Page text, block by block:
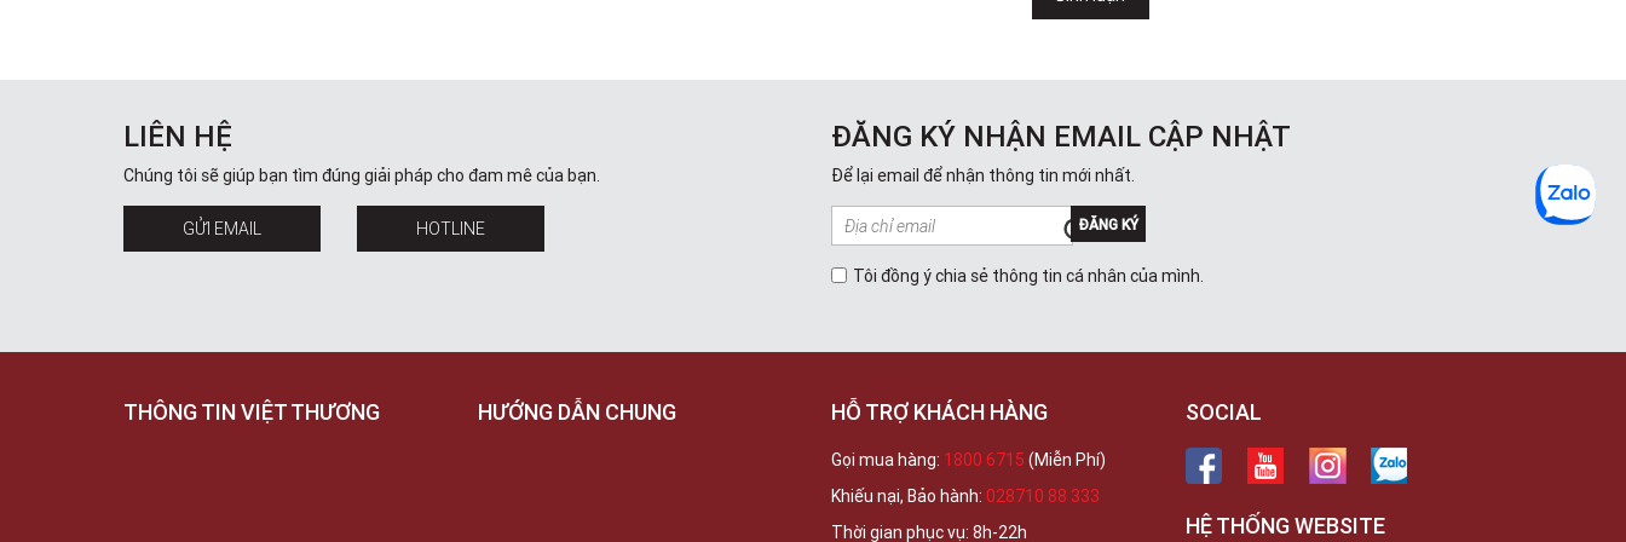
LIÊN HỆ
Chúng tôi sẽ giúp bạn tìm đúng giải pháp cho đam mê của bạn.
GỬI EMAIL HOTLINE
ĐĂNG KÝ NHẬN EMAIL CẬP NHẬT
Để lại email để nhận thông tin mới nhất.
ĐĂNG KÝ
Tôi đồng ý chia sẻ thông tin cá nhân của mình.
THÔNG TIN VIỆT THƯƠNG HƯỚNG DẪN CHUNG HỖ TRỢ KHÁCH HÀNG
Gọi mua hàng: 1800 6715 (Miễn Phí)
Khiếu nại, Bảo hành: 028710 88 333
Thời gian phục vụ: 8h-22h
SOCIAL
HỆ THỐNG WEBSITE